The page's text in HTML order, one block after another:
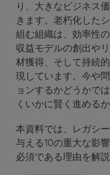
り、大きなビジネス
きます。老朽化した
組む組織は、効率性
収益モデルの創出や
材獲得、そして持続
現しています。今や
ョンするかどうかで
くいかに賢く進めるか
本資料では、レガシ
与える10の重大な影
必須である理由を解説